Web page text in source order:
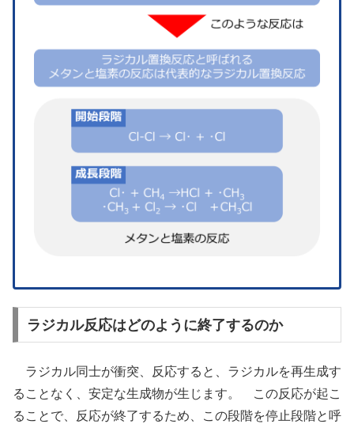
ラジカル反応はどのように終了するのか
ラジカル同士が衝突、反応すると、ラジカルを再生成す
ることなく、安定な生成物が生じます。 この反応が起こ
ることで、反応が終了するため、この段階を停止段階と呼